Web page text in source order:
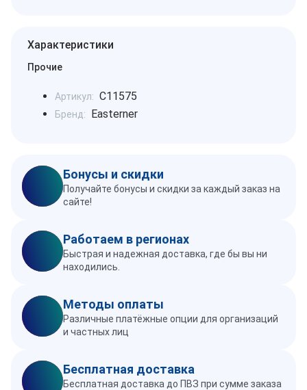
Характеристики
Прочие
Артикул: C11575
Бренд: Easterner
Бонусы и скидки
Получайте бонусы и скидки за каждый заказ на
сайте!
Работаем в регионах
Быстрая и надежная доставка, где бы вы ни
находились.
Методы оплаты
Различные платёжные опции для организаций
и частных лиц
Бесплатная доставка
Бесплатная доставка до ПВЗ при сумме заказа